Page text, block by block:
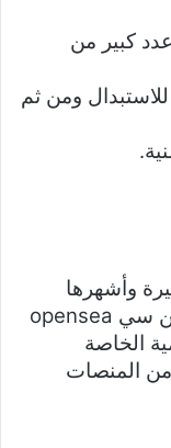
كبير من
ومن ثم
وأشهرها
وأكثرها استخداما حاليا هي منصة اوبن سي opensea
الخاصة
من المنصات